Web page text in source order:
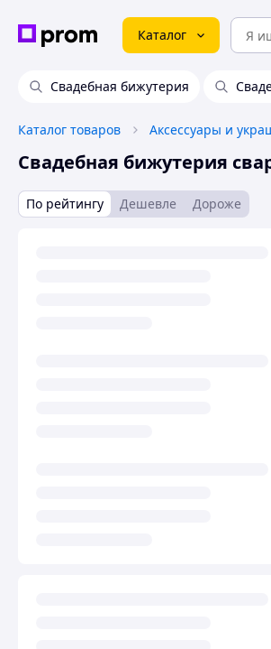
Каталог
Свадебная бижутерия
Каталог товаров Аксессуары и
Свадебная бижутерия
По рейтингу Дешевле Дороже